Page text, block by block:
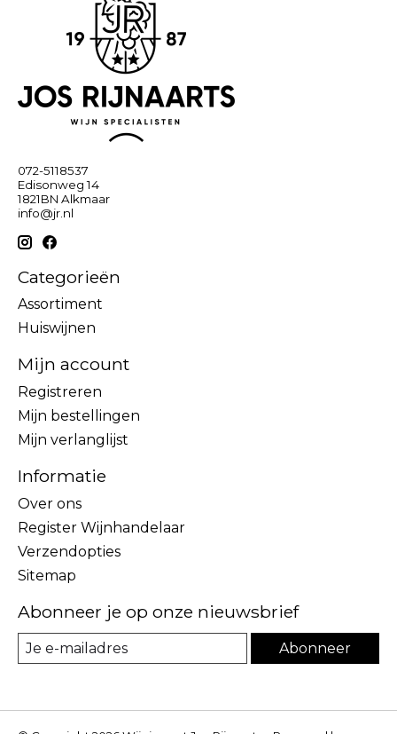
072-5118537
Edisonweg 14
1821BN Alkmaar
info@jr.nl
Categorieën
Assortiment
Huiswijnen
Mijn account
Registreren
Mijn bestellingen
Mijn verlanglijst
Informatie
Over ons
Register Wijnhandelaar
Verzendopties
Sitemap
Abonneer je op onze nieuwsbrief
Abonneer